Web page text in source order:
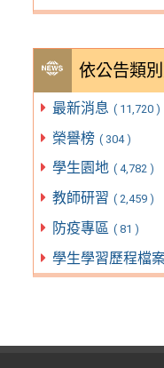
依公告類
最新消息 ( 11,720 )
榮譽榜 ( 304 )
學生園地 ( 4,782 )
教師研習 ( 2,459 )
防疫專區 ( 81 )
學生學習歷程檔